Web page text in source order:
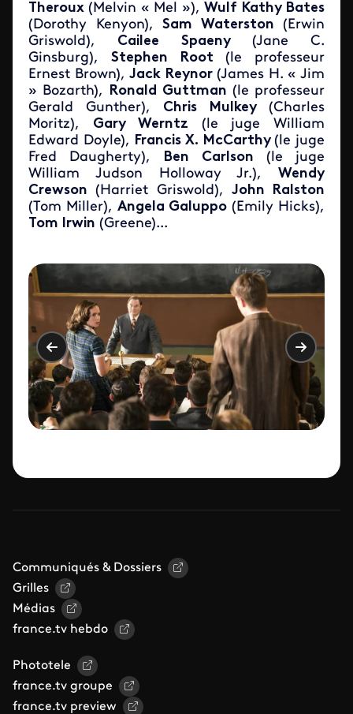
Theroux (Melvin « Mel »),Wulf Kathy Bates
(Dorothy Kenyon), Sam Waterston (Erwin
Griswold), Cailee Spaeny(Jane C.
Ginsburg), Stephen Root (le professeur
Ernest Brown),Jack Reynor(James H. « Jim
» Bozarth), Ronald Guttman (le professeur
Gerald Gunther), Chris Mulkey (Charles
Moritz), Gary Werntz (le juge William
Edward Doyle), Francis X. McCarthy(le juge
Fred Daugherty),
Ben Carlson (le juge
William Judson Holloway Jr.), Wendy
Crewson (Harriet Griswold), John Ralston
(Tom Miller), Angela Galuppo (Emily Hicks),
Tom Irwin (Greene)...
Communiqués & Dossiers
Grilles
Médias
france.tv hebdo
Phototele
france.tv groupe
france.tv preview